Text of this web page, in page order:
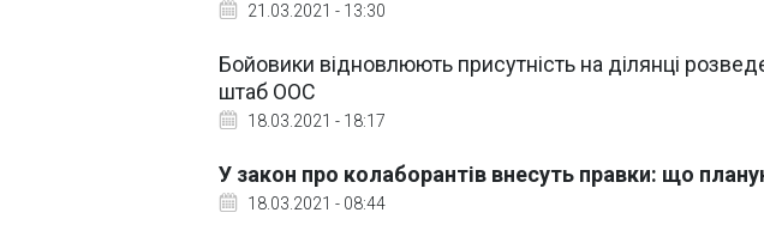
21.03.2021 - 13:30
Бойовики відновлюють присутність на ділянці
штаб ООС
18.03.2021 - 18:17
У закон про колаборантів внесуть правки: що
18.03.2021 - 08:44